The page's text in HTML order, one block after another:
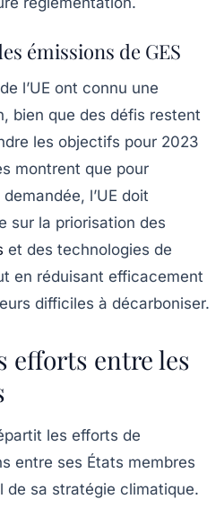
émissions de GES
l’UE ont connu une
bien que des défis restent
les objectifs pour 2023
montrent que pour
l’UE doit
sur la priorisation des
et des technologies de
en réduisant efficacement
difficiles à décarboniser.
efforts entre les
les efforts de
entre ses États membres
de sa stratégie climatique.